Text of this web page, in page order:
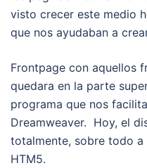
visto crecer este medio
que nos ayudaban a
Frontpage con aquellos
quedara en la parte
programa que nos
Dreamweaver. Hoy, el
totalmente, sobre todo
HTM5.